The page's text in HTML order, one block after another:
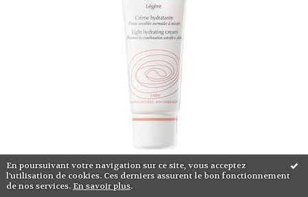
En poursuivant votre navigation sur ce site, vous acceptez
l'utilisation de cookies. Ces derniers assurent le bon fonctionnement
de nos services. En savoir plus.